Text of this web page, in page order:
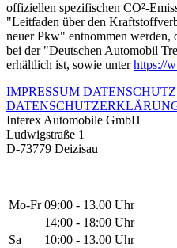
offiziellen spezifischen CO²-
"Leitfaden über den
neuer Pkw" entnommen werden,
bei der "Deutschen Automobil
erhältlich ist, sowie unterhttps://
IMPRESSUM DATENSCHUTZ
Interex Automobile GmbH
Ludwigstraße 1
D-73779 Deizisau
Mo-Fr 09:00 - 13.00 Uhr
14:00 - 18:00 Uhr
Sa
10:00 - 13.00 Uhr